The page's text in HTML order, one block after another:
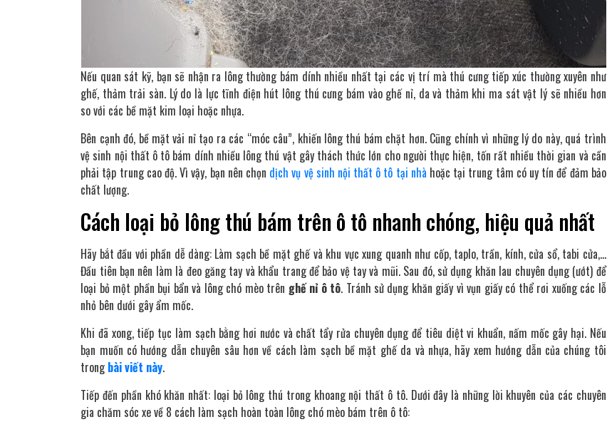
Nếu quan sát kỹ, bạn sẽ nhận ra lông thường bám dính nhiều nhất tại các vị trí mà thú cưng tiếp xúc thường xuyên như
ghế, thảm trải sàn. Lý do là lực tĩnh điện hút lông thú cưng bám vào ghế nỉ, da và thảm khi ma sát vật lý sẽ nhiều hơn
so với các bề mặt kim loại hoặc nhựa.
Bên cạnh đó, bề mặt vải nỉ tạo ra các “móc câu”, khiến lông thú bám chặt hơn. Cũng chính vì những lý do này, quá trình
vệ sinh nội thất ô tô bám dính nhiều lông thú vật gây thách thức lớn cho người thực hiện, tốn rất nhiều thời gian và cần
phải tập trung cao độ. Vì vậy, bạn nên chọn dịch vụ vệ sinh nội thất ô tô tại nhà hoặc tại trung tâm có uy tín để đảm bảo
chất lượng.
Cách loại bỏ lông thú bám trên ô tô nhanh chóng, hiệu quả nhất
Hãy bắt đầu với phần dễ dàng: Làm sạch bề mặt ghế và khu vực xung quanh như cốp, taplo, trần, kính, cửa sổ, tabi cửa,…
Đầu tiên bạn nên làm là đeo găng tay và khẩu trang để bảo vệ tay và mũi. Sau đó, sử dụng khăn lau chuyên dụng (ướt) để
loại bỏ một phần bụi bẩn và lông chó mèo trên ghế nỉ ô tô. Tránh sử dụng khăn giấy vì vụn giấy có thể rơi xuống các lỗ
nhỏ bên dưới gây ẩm mốc.
Khi đã xong, tiếp tục làm sạch bằng hơi nước và chất tẩy rửa chuyên dụng để tiêu diệt vi khuẩn, nấm mốc gây hại. Nếu
bạn muốn có hướng dẫn chuyên sâu hơn về cách làm sạch bề mặt ghế da và nhựa, hãy xem hướng dẫn của chúng tôi
trongbài viết này.
Tiếp đến phần khó khăn nhất: loại bỏ lông thú trong khoang nội thất ô tô. Dưới đây là những lời khuyên của các chuyên
gia chăm sóc xe về 8 cách làm sạch hoàn toàn lông chó mèo bám trên ô tô: